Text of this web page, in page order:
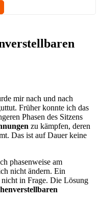
mir nach und nach
Früher konnte ich das
Phasen des Sitzens
zu kämpfen, deren
Das ist auf Dauer keine
phasenweise am
nicht ändern. Ein
in Frage. Die Lösung